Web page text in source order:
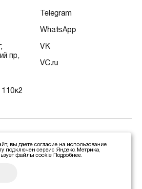
Telegram
WhatsApp
VK
VC.ru
пр,
110к2
вы даете согласие на использование
подключен сервис Яндекс.Метрика,
файлы cookie
Подробнее.